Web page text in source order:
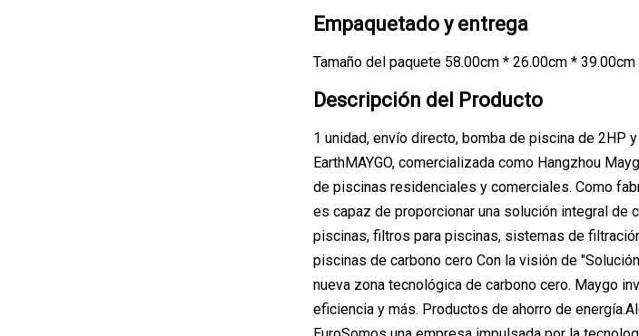
Empaquetado y entrega
Tamaño del paquete 58.00cm * 26.00cm *
Descripción del Producto
1 unidad, envío directo, bomba de piscina de 2HP
EarthMAYGO, comercializada como Hangzhou
de piscinas residenciales y comerciales. Como
es capaz de proporcionar una solución integral de
piscinas, filtros para piscinas, sistemas de
piscinas de carbono cero Con la visión de
nueva zona tecnológica de carbono cero. Maygo
eficiencia y más. Productos de ahorro de